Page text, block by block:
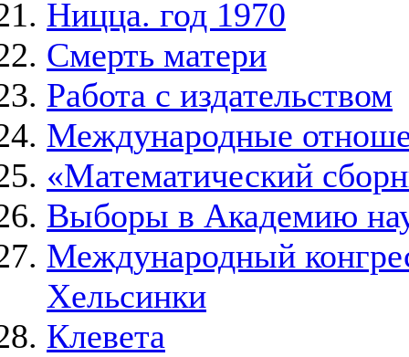
Ницца. год 1970
Смерть матери
Работа с издательством
Международные
«Математический
Выборы в Академию
Международный
Хельсинки
Клевета